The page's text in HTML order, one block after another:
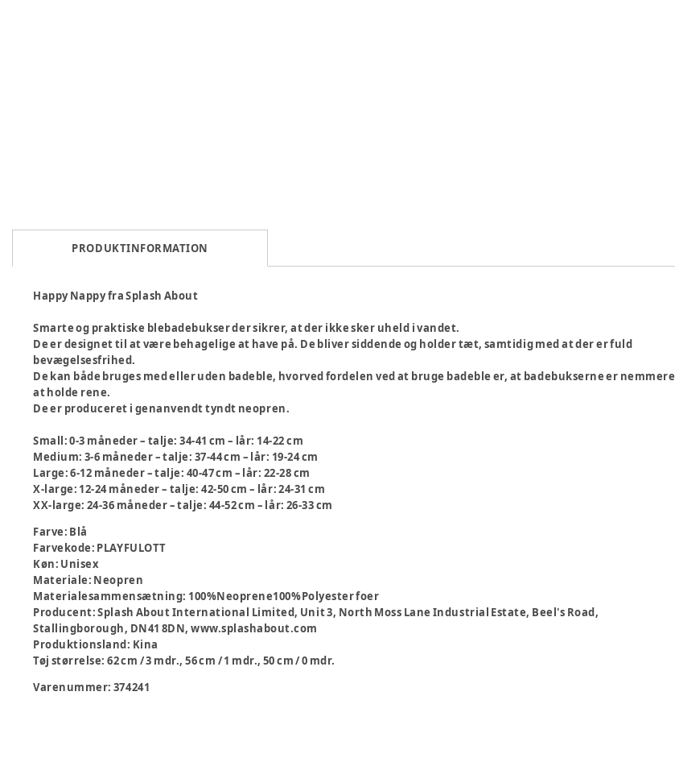
PRODUKTINFORMATION
Happy Nappy fra Splash About
Smarte og praktiske blebadebukser der sikrer, at der ikke sker uheld i vandet.
De er designet til at være behagelige at have på. De bliver siddende og holder tæt, samtidig med at der er fuld
bevægelsesfrihed.
De kan både bruges med eller uden badeble, hvorved fordelen ved at bruge badeble er, at badebukserne er nemmere
at holde rene.
De er produceret i genanvendt tyndt neopren.
Small: 0-3 måneder – talje: 34-41 cm – lår: 14-22 cm
Medium: 3-6 måneder – talje: 37-44 cm – lår: 19-24 cm
Large: 6-12 måneder – talje: 40-47 cm – lår: 22-28 cm
X-large: 12-24 måneder – talje: 42-50 cm – lår: 24-31 cm
XX-large: 24-36 måneder – talje: 44-52 cm – lår: 26-33 cm
Farve: Blå
Farvekode: PLAYFULOTT
Køn: Unisex
Materiale: Neopren
Materialesammensætning: 100%Neoprene100%Polyester foer
Producent:Splash About International Limited, Unit 3, North Moss Lane Industrial Estate, Beel's Road,
Stallingborough, DN41 8DN, www.splashabout.com
Produktionsland: Kina
Tøj størrelse:62 cm / 3 mdr., 56 cm / 1 mdr., 50 cm / 0 mdr.
Varenummer: 374241